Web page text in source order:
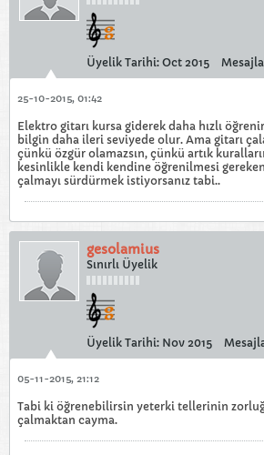
Üyelik Tarihi: Oct 2015
25-10-2015, 01:42
Elektro gitarı kursa giderek daha hızlı
bilgin daha ileri seviyede olur. Ama gitarı
çünkü özgür olamazsın, çünkü artık
kesinlikle kendi kendine öğrenilmesi
çalmayı sürdürmek istiyorsanız tabi..
gesolamius
Sınırlı Üyelik
Üyelik Tarihi: Nov 2015
05-11-2015, 21:12
Tabi ki öğrenebilirsin yeterki tellerinin
çalmaktan cayma.